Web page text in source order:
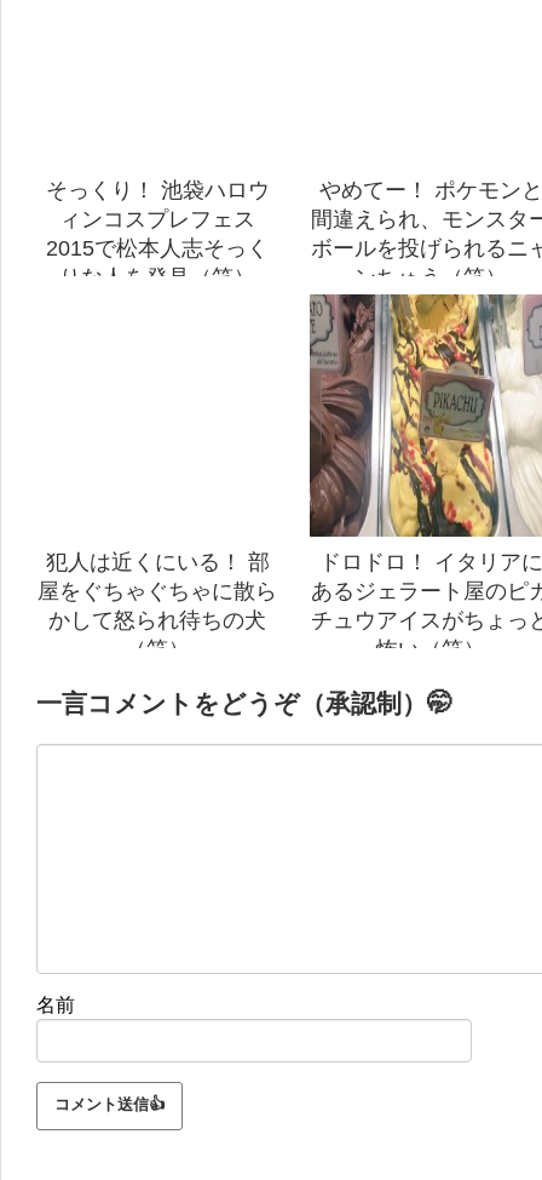
そっくり！ 池袋ハロウ
ィンコスプレフェス
2015で松本人志そっく
りな人を発見（笑）
やめてー！ ポケモンと
間違えられ、モンスタ
ボールを投げられるニ
ンちゅう（笑）
犯人は近くにいる！ 部
屋をぐちゃぐちゃに散ら
かして怒られ待ちの犬
（笑）
ドロドロ！ イタリアに
あるジェラート屋のピ
チュウアイスがちょっ
怖い（笑）
一言コメントをどうぞ（承認制）🤭
名前